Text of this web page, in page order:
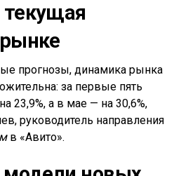
прогнозы, динамика рынка
за первые пять
23,9%, а в мае — на 30,6%,
руководитель направления
в «Авито».